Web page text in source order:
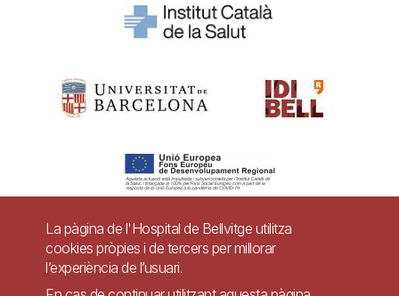
Pie
Contacte
La pàgina de l'Hospital de Bellvitge utilitza
cookies pròpies i de tercers per millorar
l’experiència de l’usuari.